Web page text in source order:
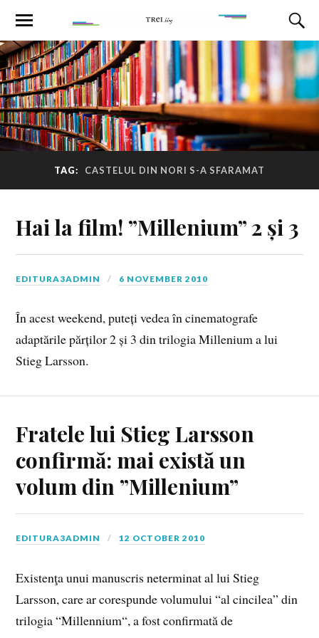
TAG: CASTELUL DIN NORI S-A SFARAMAT
Hai la film! ”Millenium” 2 și 3
EDITURA3ADMIN 6 NOVEMBER 2010
În acest weekend, puteți vedea în cinematografe
adaptările părților 2 și 3 din trilogia Millenium a lui
Stieg Larsson.
Fratele lui Stieg Larsson
confirmă: mai există un
volum din ”Millenium”
EDITURA3ADMIN 12 OCTOBER 2010
Existenţa unui manuscris neterminat al lui Stieg
Larsson, care ar corespunde volumului “al cincilea” din
trilogia “Millennium“, a fost confirmată de